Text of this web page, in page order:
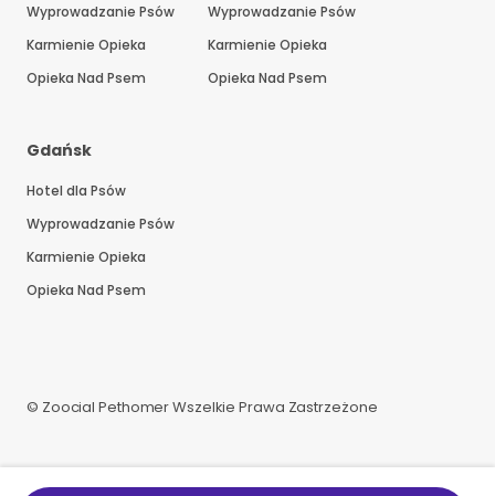
Wyprowadzanie Psów
Karmienie Opieka
Opieka Nad Psem
Wyprowadzanie Psów
Karmienie Opieka
Opieka Nad Psem
Gdańsk
Hotel dla Psów
Wyprowadzanie Psów
Karmienie Opieka
Opieka Nad Psem
© Zoocial Pethomer Wszelkie Prawa Zastrzeżone